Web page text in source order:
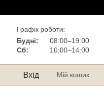
Графік роботи:
Будні:
08:00–19:00
Сб:
10:00–14:00
Вхід Мій кошик